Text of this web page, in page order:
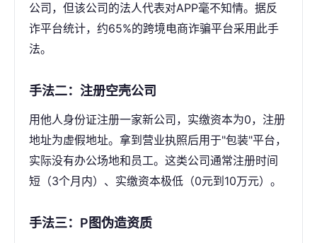
公司，但该公司的法人代表对APP毫不知情。据反
诈平台统计，约65%的跨境电商诈骗平台采用此手
法。
手法二：注册空壳公司
用他人身份证注册一家新公司，实缴资本为0，注册
地址为虚假地址。拿到营业执照后用于"包装"平台，
实际没有办公场地和员工。这类公司通常注册时间
短（3个月内）、实缴资本极低（0元到10万元）。
手法三：P图伪造资质